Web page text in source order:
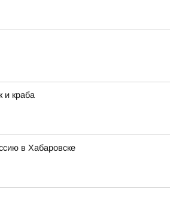
и краба
в Хабаровске